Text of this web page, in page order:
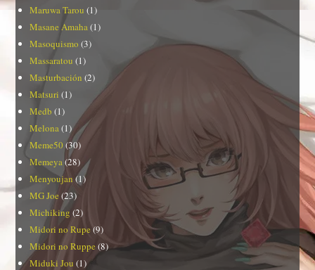
Maruwa Tarou (1)
Masane Amaha(1)
Masoquismo (3)
Massaratou (1)
Masturbación (2)
Matsuri (1)
Medb (1)
Melona(1)
Meme50 (30)
Memeya(28)
Menyoujan (1)
MG Joe (23)
Michiking (2)
Midori no Rupe (9)
Midori no Ruppe(8)
Miduki Jou (1)